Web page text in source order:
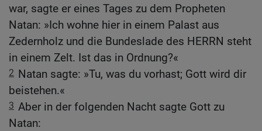
war, sagte er eines Tages zu dem Propheten
Natan: »Ich wohne hier in einem Palast aus
Zedernholz und die Bundeslade des HERRN steht
in einem Zelt. Ist das in Ordnung?«
2 Natan sagte: »Tu, was du vorhast; Gott wird dir
beistehen.«
3 Aber in der folgenden Nacht sagte Gott zu
Natan: